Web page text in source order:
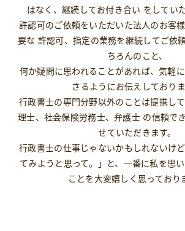
はなく、継続してお付き合い をしてい
許認可のご依頼をいただいた法人のお客
要な 許認可、指定の業務を継続してご依
ちろんのこと、
何か疑問に思われることがあれば、気軽
さるようにお伝えしておりま
行政書士の専門分野以外のことは提携し
理士、社会保険労務士、弁護士 の信頼で
せていただきます。
行政書士の仕事じゃないかもしれないけ
てみようと思って。」と、一番に私を思
ことを大変嬉しく思っており